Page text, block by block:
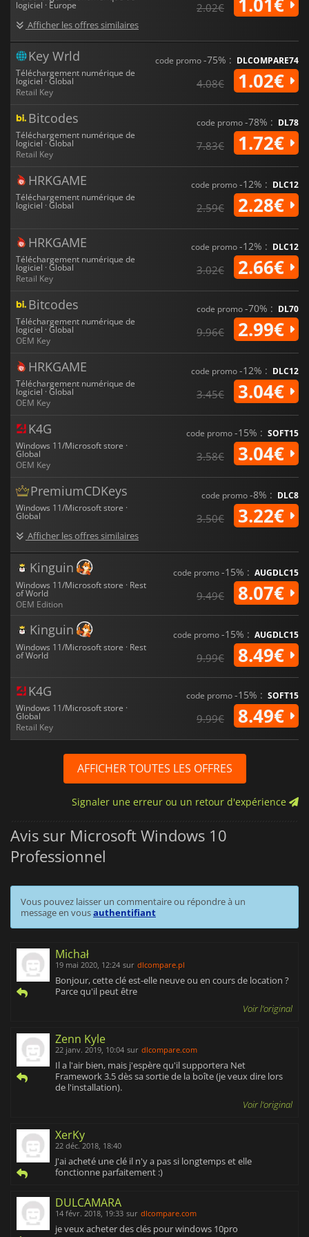
virtuelles à l'aide d'Hyper-V
Windows 10 Professionnelpropose
également toutes les nouveautés et fonctionnalités présentes
dans l'édition Famille,le Menu Démarrer, Microsoft Edge, Cortana,
Continuum, Windows Defender, One Drive...
logiciel · Europe
Afficher les offres similaires
2.02€
Key Wrld
Téléchargement numérique de
logiciel · Global
Retail Key
code promo-75% : DLCOMPARE74
4.08€ 1.02€
Bitcodes
Téléchargement numérique de
logiciel · Global
Retail Key
code promo-78% : DL78
7.83€ 1.72€
HRKGAME
Téléchargement numérique de
logiciel · Global
code promo-12% : DLC12
2.59€ 2.28€
HRKGAME
Téléchargement numérique de
logiciel · Global
Retail Key
code promo-12% : DLC12
3.02€ 2.66€
Bitcodes
Téléchargement numérique de
logiciel · Global
OEM Key
code promo-70% : DL70
9.96€ 2.99€
HRKGAME
Téléchargement numérique de
logiciel · Global
OEM Key
code promo-12% : DLC12
3.45€ 3.04€
K4G
Windows 11/Microsoft store ·
Global
OEM Key
code promo-15% : SOFT15
3.58€ 3.04€
PremiumCDKeys
Windows 11/Microsoft store ·
Global
Afficher les offres similaires
code promo-8% : DLC8
3.50€ 3.22€
Kinguin
Windows 11/Microsoft store · Rest
of World
OEM Edition
code promo-15% : AUGDLC15
9.49€ 8.07€
Kinguin
Windows 11/Microsoft store · Rest
of World
code promo-15% : AUGDLC15
9.99€ 8.49€
K4G
Windows 11/Microsoft store ·
Global
Retail Key
code promo-15% : SOFT15
9.99€ 8.49€
AFFICHER TOUTES LES OFFRES
Signaler une erreur ou un retour d'expérience
Avis sur Microsoft Windows 10
Professionnel
Vous pouvez laisser un commentaire ou répondre à un
message en vousauthentifiant
Michał
19 mai 2020, 12:24 sur dlcompare.pl
Bonjour, cette clé est-elle neuve ou en cours de location ?
Parce qu'il peut être
Voir l'original
Zenn Kyle
22 janv. 2019, 10:04 sur dlcompare.com
Il a l'air bien, mais j'espère qu'il supportera Net
Framework 3.5 dès sa sortie de la boîte (je veux dire lors
de l'installation).
Voir l'original
XerKy
22 déc. 2018, 18:40
J'ai acheté une clé il n'y a pas si longtemps et elle
fonctionne parfaitement :)
DULCAMARA
14 févr. 2018, 19:33 sur dlcompare.com
je veux acheter des clés pour windows 10pro